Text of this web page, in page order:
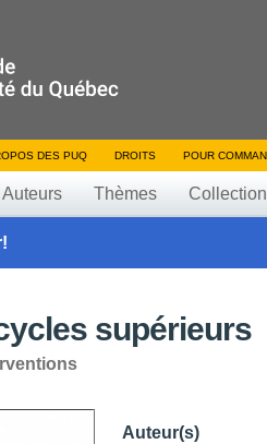
DES PUQ DROITS POUR
Auteurs Thèmes
supérieurs
Auteur(s)